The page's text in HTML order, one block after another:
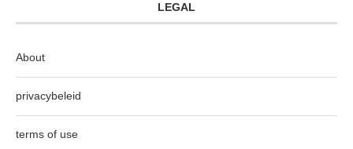
LEGAL
About
privacybeleid
terms of use